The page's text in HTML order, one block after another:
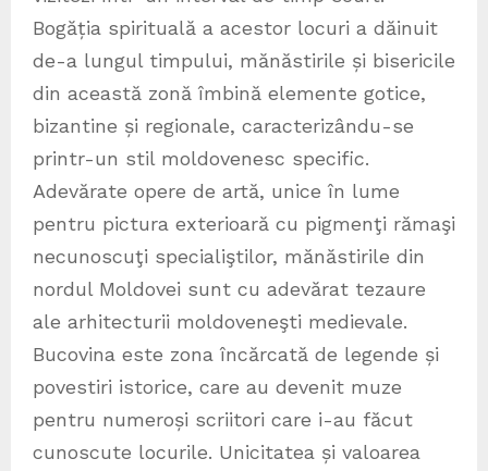
Bogăția spirituală a acestor locuri a dăinuit
de-a lungul timpului, mănăstirile și bisericile
din această zonă îmbină elemente gotice,
bizantine și regionale, caracterizându-se
printr-un stil moldovenesc specific.
Adevărate opere de artă, unice în lume
pentru pictura exterioară cu pigmenţi rămaşi
necunoscuţi specialiştilor, mănăstirile din
nordul Moldovei sunt cu adevărat tezaure
ale arhitecturii moldoveneşti medievale.
Bucovina este zona încărcată de legende și
povestiri istorice, care au devenit muze
pentru numeroși scriitori care i-au făcut
cunoscute locurile. Unicitatea și valoarea